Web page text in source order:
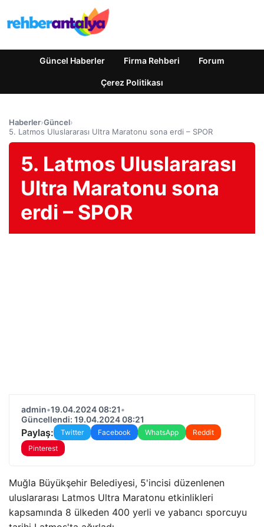
Güncel Haberler Firma Rehberi Forum
Çerez Politikası
Haberler›Güncel›
5. Latmos Uluslararası Ultra Maratonu sona erdi – SPOR
5. Latmos Uluslararası
Ultra Maratonu sona
erdi – SPOR
admin•19.04.2024 08:21•
Güncellendi: 19.04.2024 08:21
Paylaş: Twitter Facebook WhatsApp
Reddit
Pinterest
Muğla Büyükşehir Belediyesi, 5'incisi düzenlenen
uluslararası Latmos Ultra Maratonu etkinlikleri
kapsamında 8 ülkeden 400 yerli ve yabancı sporcuyu